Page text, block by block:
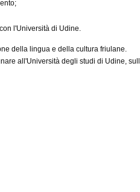
l'Università di Udine.
della lingua e della cultura friulane.
all'Università degli studi di Udine,